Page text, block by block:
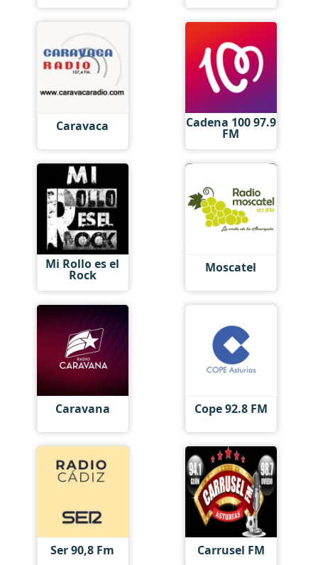
Caravaca Cadena 100 97.9
FM
Mi Rollo es el
Rock Moscatel
Caravana Cope 92.8 FM
Ser 90,8 Fm Carrusel FM